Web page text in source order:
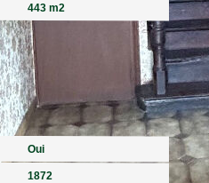
443 m2
Oui
1872